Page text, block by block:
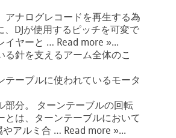
アナログレコードを再生する為
DJが使用するピッチを可変で
イヤーと … Read more »...
る針を支えるアーム全体のこ
テーブルに使われているモータ
部分。 ターンテーブルの回転
とは、ターンテーブルにおいて
アルミ合 … Read more »...